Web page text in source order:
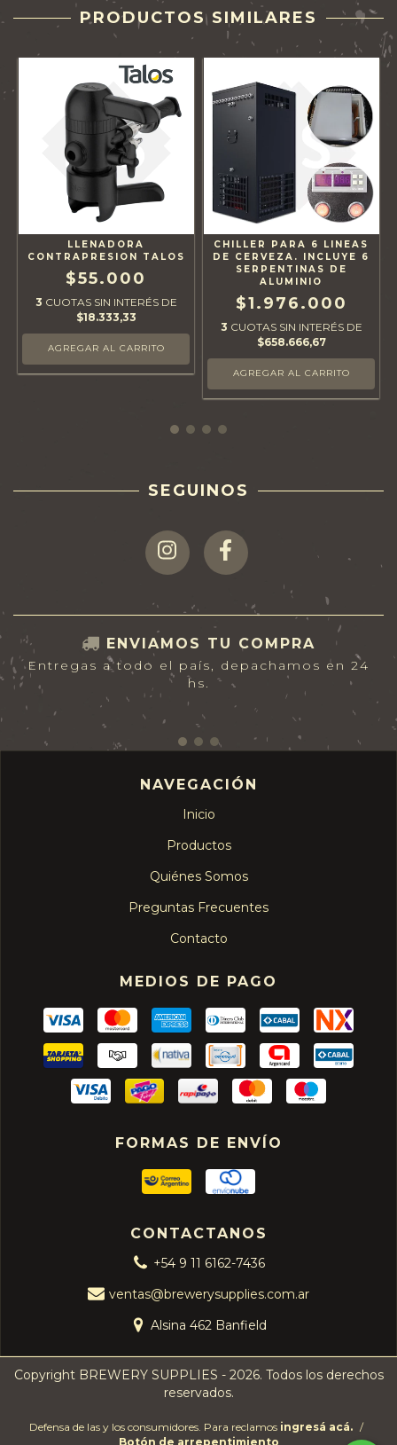
PRODUCTOS SIMILARES
LLENADORA
CONTRAPRESION TALOS
$55.000
3 CUOTAS SIN INTERÉS DE
$18.333,33
CHILLER PARA 6 LINEAS
DE CERVEZA. INCLUYE 6
SERPENTINAS DE
ALUMINIO
$1.976.000
3 CUOTAS SIN INTERÉS DE
$658.666,67
SEGUINOS
ENVIAMOS TU COMPRA
Entregas a todo el país, depachamos en 24
hs.
NAVEGACIÓN
Inicio
Productos
Quiénes Somos
Preguntas Frecuentes
Contacto
MEDIOS DE PAGO
FORMAS DE ENVÍO
CONTACTANOS
+54 9 11 6162-7436
ventas@brewerysupplies.com.ar
Alsina 462 Banfield
Copyright BREWERY SUPPLIES - 2026. Todos los derechos
reservados.
Defensa de las y los consumidores. Para reclamos ingresá acá. /
Botón de arrepentimiento